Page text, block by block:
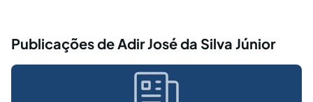
Publicações de Adir José da Silva Júnior